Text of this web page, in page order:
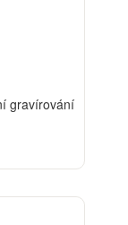
gravírování